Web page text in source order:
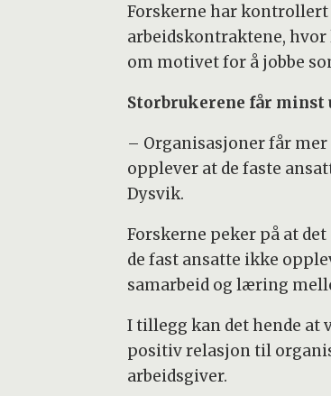
Forskerne har
arbeidskontraktene,
om motivet for å jobbe
Storbrukerene får minst
– Organisasjoner får
opplever at de faste
Dysvik.
Forskerne peker på at
de fast ansatte ikke
samarbeid og læring
I tillegg kan det hende
positiv relasjon til
arbeidsgiver.